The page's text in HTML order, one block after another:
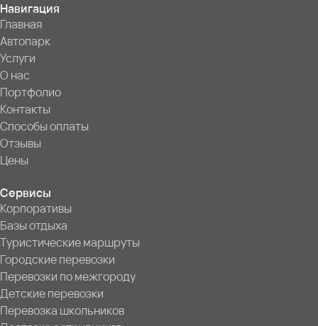
Навигация
Главная
Автопарк
Услуги
О нас
Портфолио
Контакты
Способы оплаты
Отзывы
Цены
Сервисы
Корпоративы
Базы отдыха
Туристические маршруты
Городские перевозки
Перевозки по межгороду
Детские перевозки
Перевозка школьников